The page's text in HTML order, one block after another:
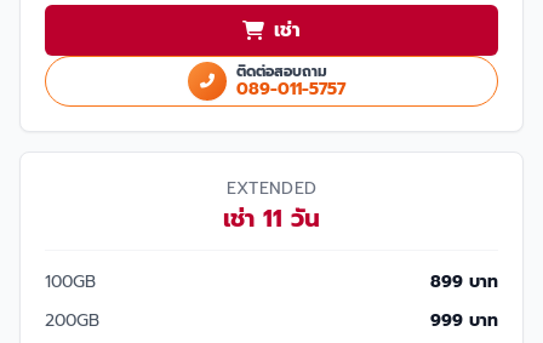
เช่า
ติดต่อสอบถาม
089-011-5757
EXTENDED
เช่า 11 วัน
100GB
899 บาท
200GB
999 บาท